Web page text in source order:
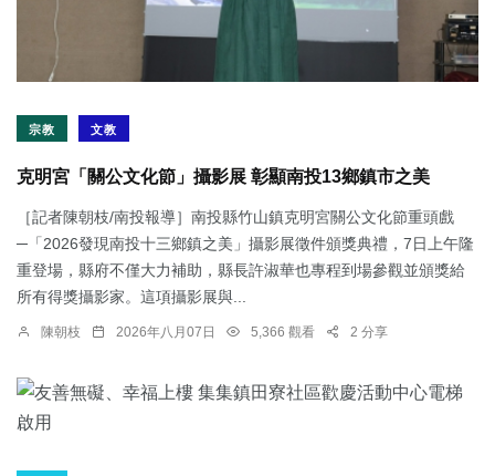
宗教 文教
克明宮「關公文化節」攝影展 彰顯南投13鄉鎮市之美
［記者陳朝枝/南投報導］南投縣竹山鎮克明宮關公文化節重頭戲
─「2026發現南投十三鄉鎮之美」攝影展徵件頒獎典禮，7日上午隆
重登場，縣府不僅大力補助，縣長許淑華也專程到場參觀並頒獎給
所有得獎攝影家。這項攝影展與...
陳朝枝 2026年八月07日 5,366 觀看 2 分享